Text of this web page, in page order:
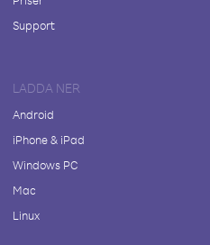
Support
LADDA NER
Android
iPhone & iPad
Windows PC
Mac
Linux